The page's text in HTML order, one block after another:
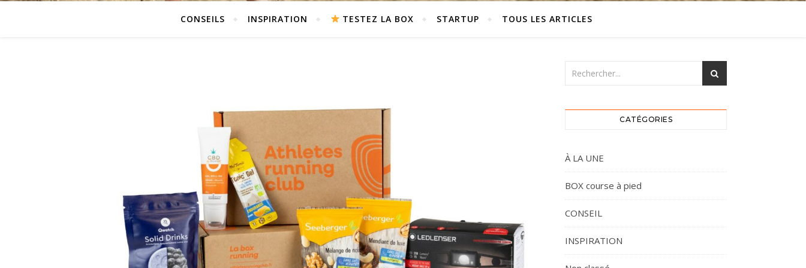
CONSEILS INSPIRATION TESTEZ LA BOX STARTUP TOUS LES ARTICLES
CATÉGORIES
À LA UNE
BOX course à pied
CONSEIL
INSPIRATION